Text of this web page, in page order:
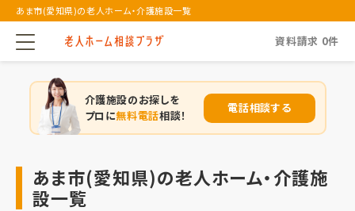
あま市(愛知県)の老人ホーム・介護施設一覧
資料請求 0件
介護施設のお探しを
プロに無料電話相談！
電話相談する
あま市(愛知県)の老人ホーム・介護施
設一覧